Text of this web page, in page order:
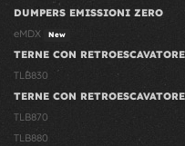
DUMPERS EMISSIONI ZERO
eMDX
New
TERNE CON
TLB830
TERNE CON
TLB870
TLB880